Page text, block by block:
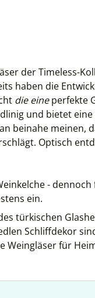
der Timeless-
haben die
die eineperfekte
und bietet
beinahe meinen,
Optisch
- dennoch
ein.
türkischen
Schliffdekor
Weingläser für